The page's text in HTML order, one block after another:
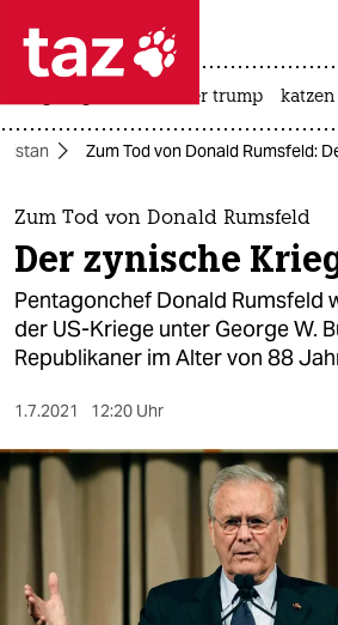
 taz zahl ich
taz zahl ich
themen
politik
öko
gesellschaft
sport
nord
usa unter trump katzen
Zum Tod von Donald Rumsfeld:
Zum Tod von Donald Rumsfeld
Der zynische
Pentagonchef Donald Rumsfeld
der US-Kriege unter George W.
Republikaner im Alter von 88
1.7.2021 12:20 Uhr